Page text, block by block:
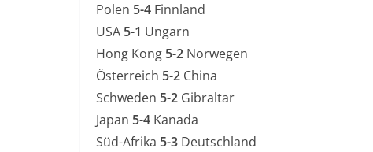
Polen 5-4 Finnland
USA 5-1 Ungarn
Hong Kong 5-2 Norwegen
Österreich 5-2 China
Schweden 5-2 Gibraltar
Japan 5-4 Kanada
Süd-Afrika 5-3 Deutschland